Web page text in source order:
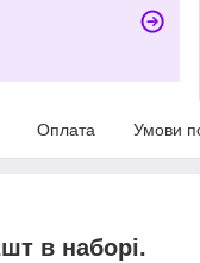
Оплата Умови
в наборі.